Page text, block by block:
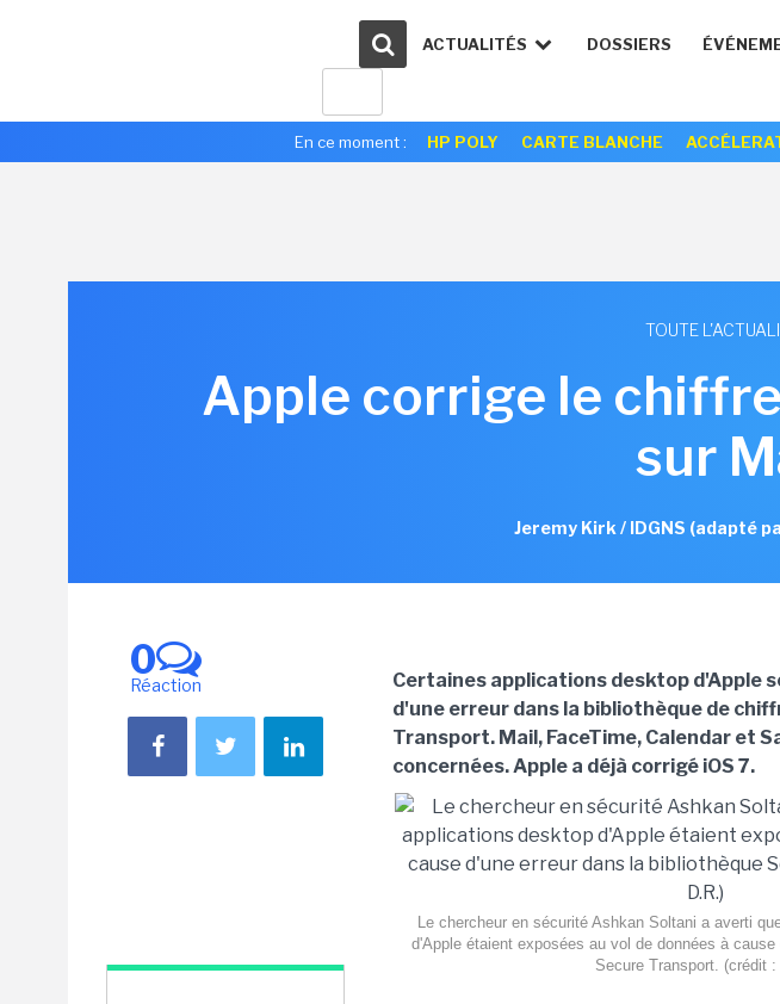
ACTUALITÉS DOSSIERS
En ce moment : HP POLY CARTE BLANCHE
TOUTE
Apple corrige le
sur
Jeremy Kirk / IDGNS (adapté
0
Réaction
Certaines applications desktop d'Apple
d'une erreur dans la bibliothèque de
Transport. Mail, FaceTime, Calendar et
concernées. Apple a déjà corrigé iOS 7.
Le chercheur en sécurité Ashkan Soltani a averti
d'Apple étaient exposées au vol de données à
Secure Transport. (crédit :